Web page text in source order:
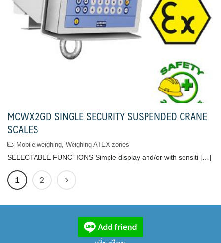
MCWX2GD SINGLE SECURITY SUSPENDED CRANE
SCALES
Mobile weighing Weighing ATEX zones
SELECTABLE FUNCTIONS Simple display and/or with sensiti […]
1 2